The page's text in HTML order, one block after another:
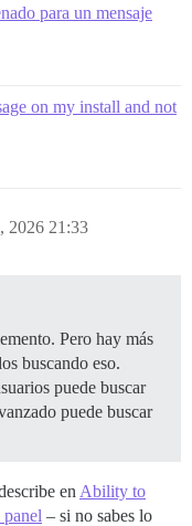
para un mensaje
on my install and not
2026 21:33
Pero hay más
buscando eso.
puede buscar
puede buscar
en Ability to
– si no sabes lo